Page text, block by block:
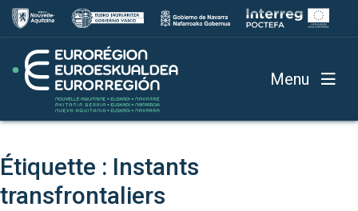
Menu
Étiquette : Instants
transfrontaliers